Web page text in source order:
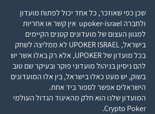
שכן כפי שאוזכר, כל אחד יכול לפתוח מועדון
ולחברה upoker-israel אין קשר או אחריות
למגוון העצום של מועדונים קטנים הקיימים
בישראל, UPOKER ISRAEL לא ממליצה לשחק
בכל מועדון של UPOKER, אלא רק באלו אשר יש
להם ניסיון בניהול מועדוני פוקר ובעיקר שם טוב
בשוק, יש מעט כאלו בישראל, בין אלו המועדונים
הישראלים אפשר לספור ביד אחת.
המועדון שלנו הוא חלק מהאיגוד הגדול העולמי
Crypto Poker
​​​​​​​.